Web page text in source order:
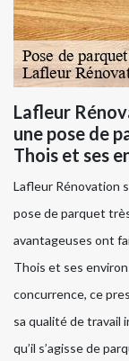
Lafleur
une pose de
Thois et ses
Lafleur Rénovation
pose de parquet
avantageuses ont
Thois et ses
concurrence, ce
sa qualité de travail
qu’il s’agisse de